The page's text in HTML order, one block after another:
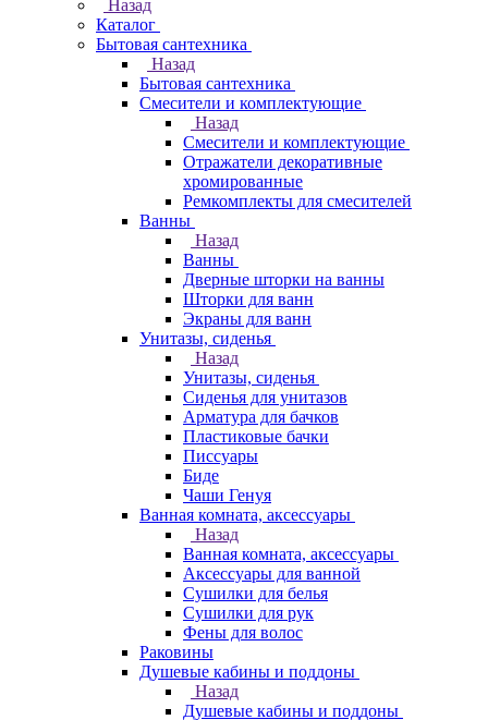
Назад
Каталог
Бытовая сантехника
Назад
Бытовая сантехника
Смесители и комплектующие
Назад
Смесители и комплектующие
Отражатели декоративные
хромированные
Ремкомплекты для смесителей
Ванны
Назад
Ванны
Дверные шторки на ванны
Шторки для ванн
Экраны для ванн
Унитазы, сиденья
Назад
Унитазы, сиденья
Сиденья для унитазов
Арматура для бачков
Пластиковые бачки
Писсуары
Биде
Чаши Генуя
Ванная комната, аксессуары
Назад
Ванная комната, аксессуары
Аксессуары для ванной
Сушилки для белья
Сушилки для рук
Фены для волос
Раковины
Душевые кабины и поддоны
Назад
Душевые кабины и поддоны